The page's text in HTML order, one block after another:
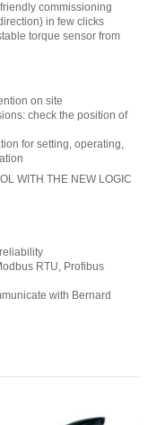
commissioning
in few clicks
torque sensor from
on site
check the position of
for setting, operating,
WITH THE NEW LOGIC
RTU, Profibus
with Bernard